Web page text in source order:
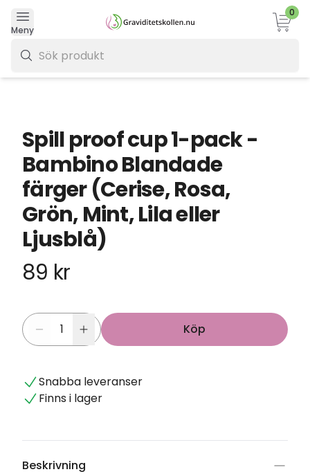
Meny
0
Spill proof cup 1-pack -
Bambino Blandade
färger (Cerise, Rosa,
Grön, Mint, Lila eller
Ljusblå)
89 kr
Köp
Snabba leveranser
Finns i lager
Beskrivning